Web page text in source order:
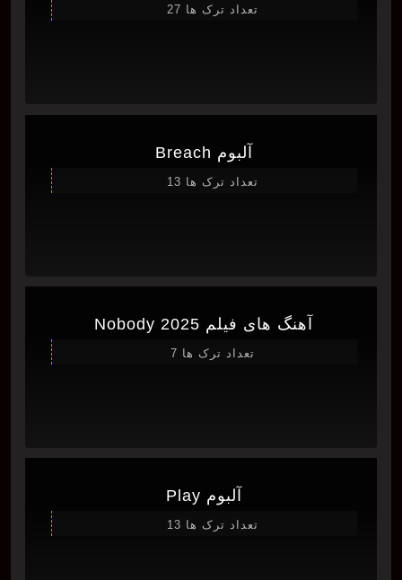
تعداد ترک ها 27
آلبوم Breach
تعداد ترک ها 13
آهنگ های فیلم Nobody 2025
تعداد ترک ها 7
آلبوم Play
تعداد ترک ها 13